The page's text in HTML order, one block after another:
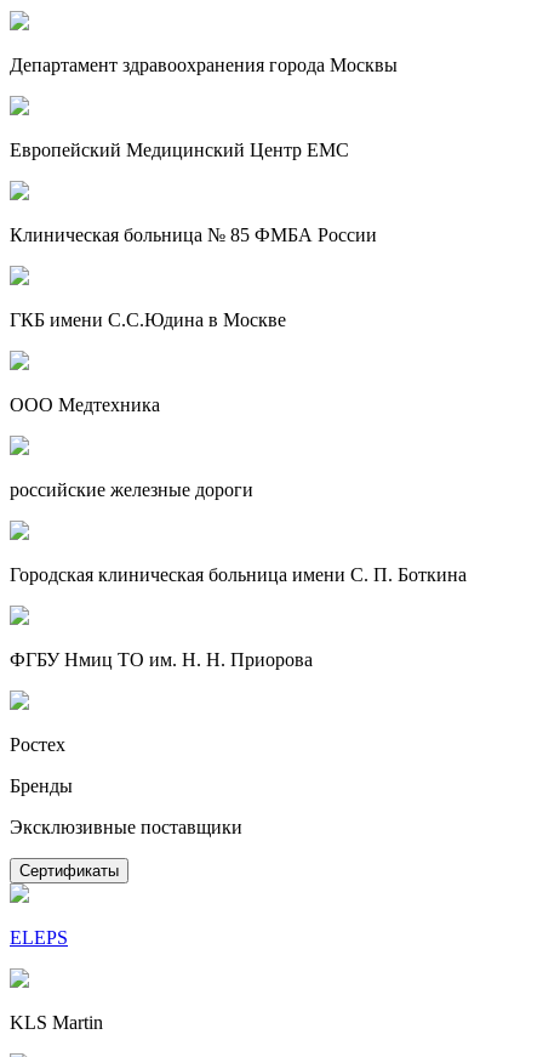
Департамент здравоохранения города Москвы
Европейский Медицинский Центр EMC
Клиническая больница № 85 ФМБА России
ГКБ имени С.С.Юдина в Москве
ООО Медтехника
российские железные дороги
Городская клиническая больница имени С. П. Боткина
ФГБУ Нмиц ТО им. Н. Н. Приорова
Ростех
Бренды
Эксклюзивные поставщики
Сертификаты
ELEPS
KLS Martin